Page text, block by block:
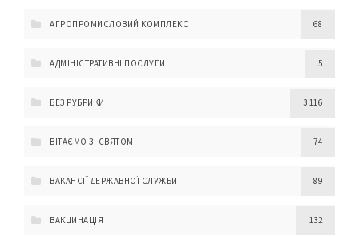
АГРОПРОМИСЛОВИЙ КОМПЛЕКС 68
АДМІНІСТРАТИВНІ ПОСЛУГИ 5
БЕЗ РУБРИКИ 3 116
ВІТАЄМО ЗІ СВЯТОМ 74
ВАКАНСІЇ ДЕРЖАВНОЇ СЛУЖБИ 89
ВАКЦИНАЦІЯ 132